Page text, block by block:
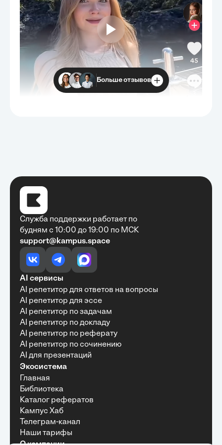
Очень быстро, недорого, качественно,
доступно
Алексей Антонов•27 мая, 2025
Обучение с Кампус Хаб — очень экономит
полезной информации. Рекомендую ...
Рекомендую Кампус АИ всем, кто хочет
учиться эффективно и с комфортом
Марина Щербакова
Пользуюсь сайтом Кампус АИ уже несколько
месяцев и хочу отметить высокий уровень
удобства и информативности. Платформа
отлично подходит как для самостоятельного
обучения, так и для профессионального
подача информации понятная, много практики и
актуальных примеров.
Больше отзывов
Служба поддержки работает по
будням с 10:00 до 19:00 по МСК
support@kampus.space
AI сервисы
AI репетитор для ответов на вопросы
AI репетитор для эссе
AI репетитор по задачам
AI репетитор по докладу
AI репетитор по реферату
AI репетитор по сочинению
AI для презентаций
Экосистема
Главная
Библиотека
Каталог рефератов
Кампус Хаб
Телеграм-канал
Наши тарифы